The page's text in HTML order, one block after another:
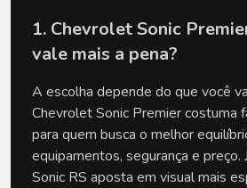
1. Chevrolet Sonic
vale mais a pena?
A escolha depende do que você
Chevrolet Sonic Premier costuma
para quem busca o melhor
equipamentos, segurança e preço.
Sonic RS aposta em visual mais